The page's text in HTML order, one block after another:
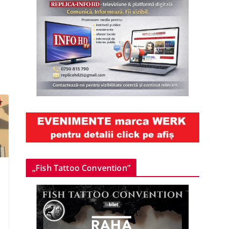
„Fish Tattoo Convention”